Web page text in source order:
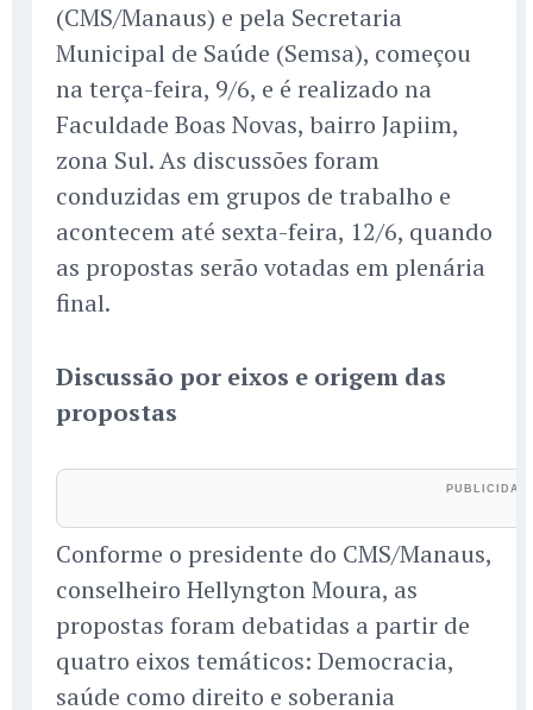
(CMS/Manaus) e pela Secretaria
Municipal de Saúde (Semsa), começou
na terça-feira, 9/6, e é realizado na
Faculdade Boas Novas, bairro Japiim,
zona Sul. As discussões foram
conduzidas em grupos de trabalho e
acontecem até sexta-feira, 12/6, quando
as propostas serão votadas em plenária
final.
Discussão por eixos e origem das
propostas
Conforme o presidente do CMS/Manaus,
conselheiro Hellyngton Moura, as
propostas foram debatidas a partir de
quatro eixos temáticos: Democracia,
saúde como direito e soberania